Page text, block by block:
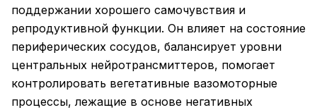
поддержании хорошего самочувствия и
репродуктивной функции. Он влияет на состояние
периферических сосудов, балансирует уровни
центральных нейротрансмиттеров, помогает
контролировать вегетативные вазомоторные
процессы, лежащие в основе негативных